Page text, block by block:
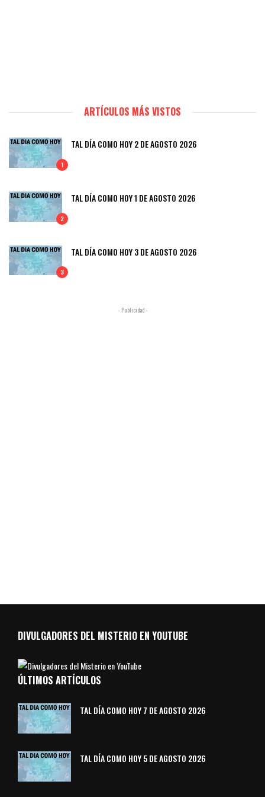
ARTÍCULOS MÁS VISTOS
1
TAL DÍA COMO HOY 2 DE AGOSTO 2026
2
TAL DÍA COMO HOY 1 DE AGOSTO 2026
3
TAL DÍA COMO HOY 3 DE AGOSTO 2026
- Publicidad -
DIVULGADORES DEL MISTERIO EN YOUTUBE
ÚLTIMOS ARTÍCULOS
TAL DÍA COMO HOY 7 DE AGOSTO 2026
TAL DÍA COMO HOY 5 DE AGOSTO 2026